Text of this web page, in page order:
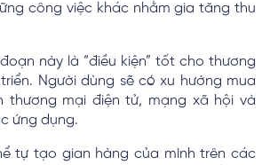
công việc khác nhằm gia tăng thu
này là “điều kiện” tốt cho thương
Người dùng sẽ có xu hướng mua
thương mại điện tử, mạng xã hội và
ứng dụng.
tự tạo gian hàng của mình trên các